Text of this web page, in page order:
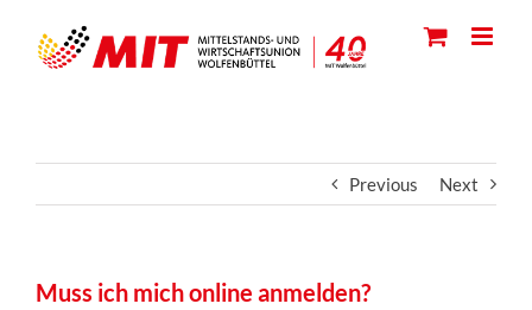
content
Previous Next
Muss ich mich online anmelden?